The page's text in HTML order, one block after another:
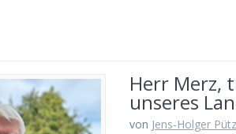
Herr Merz,
unseres
von Jens-Holger Pütz